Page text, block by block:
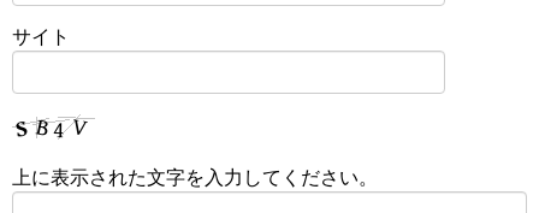
サイト
上に表示された文字を入力してください。